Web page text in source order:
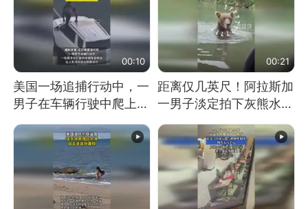
00:10
美国一场追捕行动中，一
男子在车辆行驶中爬上车
00:21
距离仅几英尺！阿拉斯加
一男子淡定拍下灰熊水中